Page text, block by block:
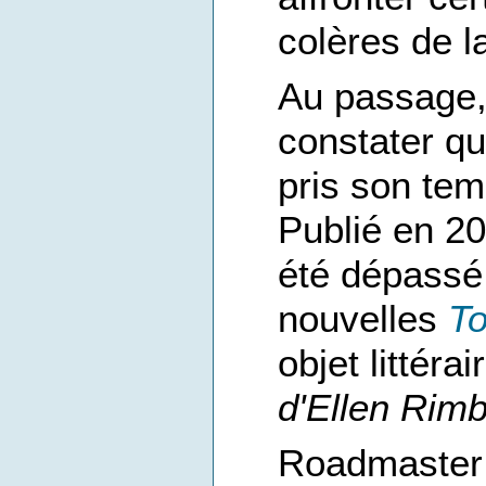
colères de
Au
constater
pris son
Publié en
été
nouvelles
objet
d'Ellen